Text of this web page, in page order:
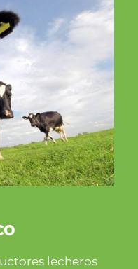
lecheros